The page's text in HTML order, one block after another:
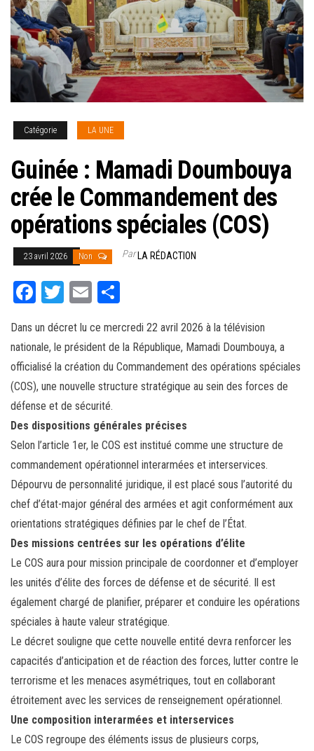
Catégorie LA UNE
Guinée : Mamadi Doumbouya
crée le Commandement des
opérations spéciales (COS)
23 avril 2026 Non ParLA RÉDACTION
Fa
bo
ok
T
tt
er
E
ail ag
er
Dans un décret lu ce mercredi 22 avril 2026 à la télévision
nationale, le président de la République, Mamadi Doumbouya, a
officialisé la création du Commandement des opérations spéciales
(COS), une nouvelle structure stratégique au sein des forces de
défense et de sécurité.
Des dispositions générales précises
Selon l’article 1er, le COS est institué comme une structure de
commandement opérationnel interarmées et interservices.
Dépourvu de personnalité juridique, il est placé sous l’autorité du
chef d’état-major général des armées et agit conformément aux
orientations stratégiques définies par le chef de l’État.
Des missions centrées sur les opérations d’élite
Le COS aura pour mission principale de coordonner et d’employer
les unités d’élite des forces de défense et de sécurité. Il est
également chargé de planifier, préparer et conduire les opérations
spéciales à haute valeur stratégique.
Le décret souligne que cette nouvelle entité devra renforcer les
capacités d’anticipation et de réaction des forces, lutter contre le
terrorisme et les menaces asymétriques, tout en collaborant
étroitement avec les services de renseignement opérationnel.
Une composition interarmées et interservices
Le COS regroupe des éléments issus de plusieurs corps,